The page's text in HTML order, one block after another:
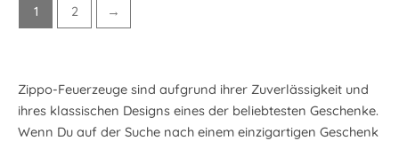
1 2 →
Zippo-Feuerzeuge sind aufgrund ihrer Zuverlässigkeit und
ihres klassischen Designs eines der beliebtesten Geschenke.
Wenn Du auf der Suche nach einem einzigartigen Geschenk